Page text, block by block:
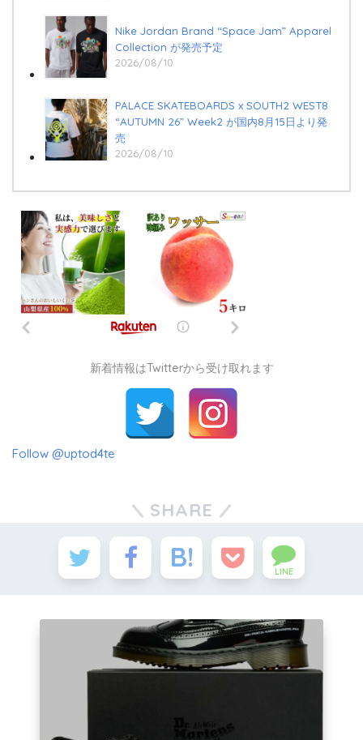
Nike Jordan Brand “Space Jam” Apparel
Collection が発売予定
2026/08/10
PALACE SKATEBOARDS x SOUTH2 WEST8
“AUTUMN 26” Week2 が国内8月15日より発
売
2026/08/10
新着情報はTwitterから受け取れます
Follow @uptod4te
SHARE
LINE